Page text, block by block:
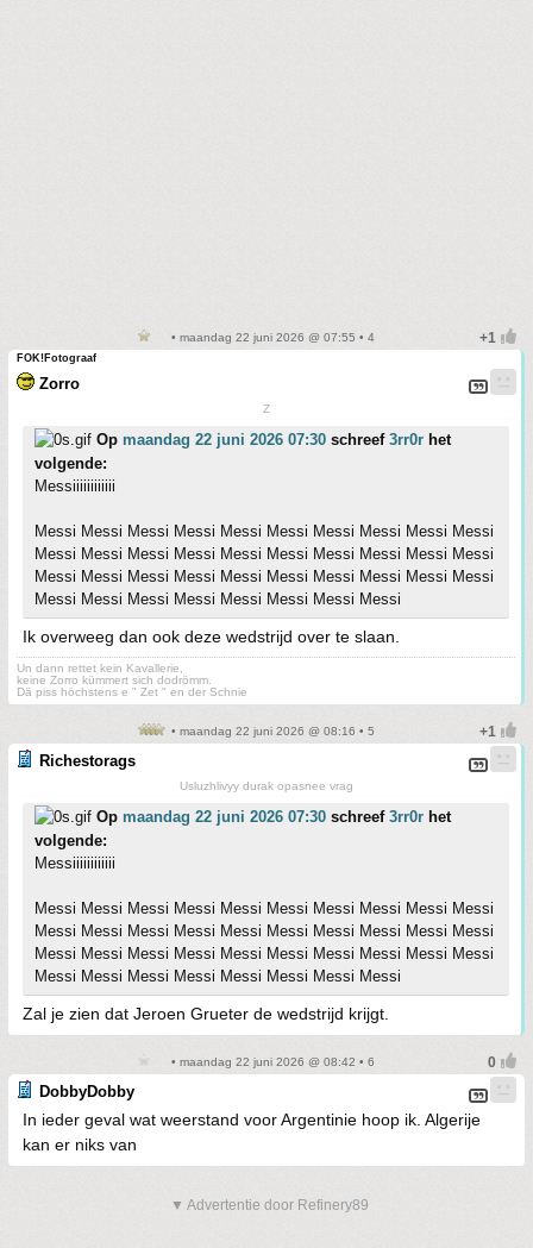
• maandag 22 juni 2026 @ 07:55 • 4
FOK!Fotograaf
Zorro
Z
Op maandag 22 juni 2026 07:30 schreef 3rr0r het
volgende:
Messiiiiiiiiiiii
Messi Messi Messi Messi Messi Messi Messi Messi Messi Messi
Messi Messi Messi Messi Messi Messi Messi Messi Messi Messi
Messi Messi Messi Messi Messi Messi Messi Messi Messi Messi
Messi Messi Messi Messi Messi Messi Messi Messi
Ik overweeg dan ook deze wedstrijd over te slaan.
Un dann rettet kein Kavallerie,
keine Zorro kümmert sich dodrömm.
Dä piss höchstens e " Zet " en der Schnie
• maandag 22 juni 2026 @ 08:16 • 5
Richestorags
Usluzhlivyy durak opasnee vrag
Op maandag 22 juni 2026 07:30 schreef 3rr0r het
volgende:
Messiiiiiiiiiiii
Messi Messi Messi Messi Messi Messi Messi Messi Messi Messi
Messi Messi Messi Messi Messi Messi Messi Messi Messi Messi
Messi Messi Messi Messi Messi Messi Messi Messi Messi Messi
Messi Messi Messi Messi Messi Messi Messi Messi
Zal je zien dat Jeroen Grueter de wedstrijd krijgt.
• maandag 22 juni 2026 @ 08:42 • 6
DobbyDobby
In ieder geval wat weerstand voor Argentinie hoop ik. Algerije
kan er niks van
▼ Advertentie door Refinery89